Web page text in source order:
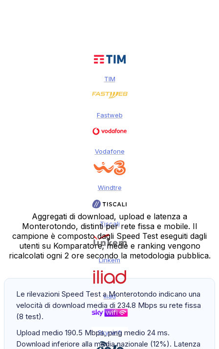
TIM
Fastweb
Vodafone
Windtre
Tiscali
Linkem
Iliad
Sky-wifi
Aggregati di download, upload e latenza a
Monterotondo, distinti per rete fissa e mobile. Il
campione è composto dagli Speed Test eseguiti dagli
utenti su Komparatore; medie e ranking vengono
ricalcolati ogni 2 ore secondo la metodologia pubblica.
Le rilevazioni Speed Test a Monterotondo indicano una
velocità di download media di 234.8 Mbps su rete fissa
(8 test).
Upload medio 190.5 Mbps, ping medio 24 ms.
Download inferiore alla media nazionale (12%). Latenza